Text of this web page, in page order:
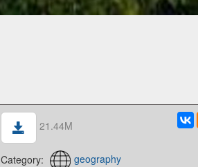
21.44M
Category: geography